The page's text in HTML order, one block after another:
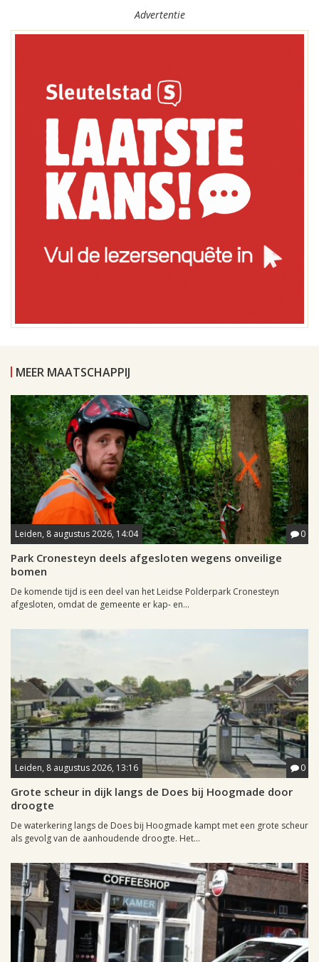
Advertentie
MEER MAATSCHAPPIJ
Leiden, 8 augustus 2026, 14:04 0
Park Cronesteyn deels afgesloten wegens onveilige
bomen
De komende tijd is een deel van het Leidse Polderpark Cronesteyn
afgesloten, omdat de gemeente er kap- en...
Leiden, 8 augustus 2026, 13:16 0
Grote scheur in dijk langs de Does bij Hoogmade door
droogte
De waterkering langs de Does bij Hoogmade kampt met een grote scheur
als gevolg van de aanhoudende droogte. Het...